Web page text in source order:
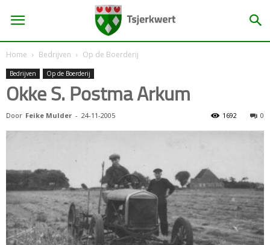
Home Bedrijven Op de Boerderij
Bedrijven Op de Boerderij
Okke S. Postma Arkum
Door Feike Mulder - 24-11-2005 0
1692